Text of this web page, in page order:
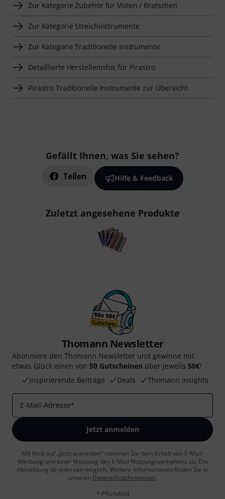
Zur Kategorie Zubehör für Violen / Bratschen
Zur Kategorie Streichinstrumente
Zur Kategorie Traditionelle Instrumente
Detaillierte Herstellerinfos für Pirastro
Pirastro Traditionelle Instrumente zur Übersicht
Gefällt Ihnen, was Sie sehen?
Teilen Hilfe & Feedback
Zuletzt angesehene Produkte
Thomann Newsletter
Abonniere den Thomann Newsletter und gewinne mit
etwas Glück einen von 50 Gutscheinen über jeweils 50€!
Inspirierende Beiträge
Deals Thomann Insights
E-Mail-Adresse*
Jetzt anmelden
Mit Klick auf „Jetzt anmelden“ stimmen Sie dem Erhalt von E-Mail-
Werbung und einer Messung des E-Mail-Nutzungsverhaltens zu. Die
Abmeldung ist jederzeit möglich. Weitere Informationen finden Sie in
unseren Datenschutzhinweisen.
* Pflichtfeld